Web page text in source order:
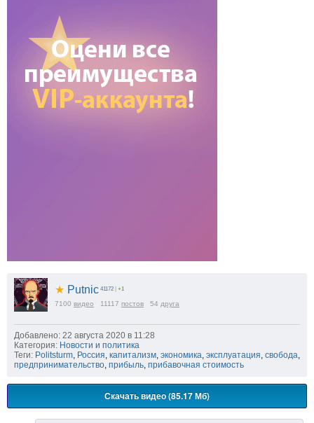
★ Putnic 41172 | +1
7100 видео 11117 постов 54 друга
Добавлено: 22 августа 2020 в 11:28
Категория: Новости и политика
Теги: Politsturm Россия капитализм экономика эксплуатация свобода
предпринимательство прибыль прибавочная стоимость
Скачать видео (85.17 Мб)